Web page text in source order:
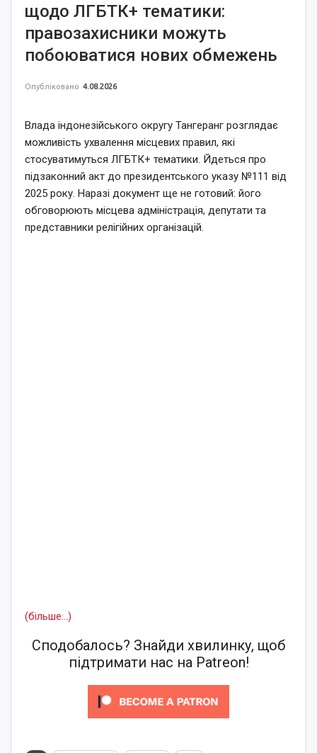
щодо ЛГБТК+ тематики:
правозахисники можуть
побоюватися нових обмежень
Опубліковано 4.08.2026
Влада індонезійського округу Тангеранг розглядає
можливість ухвалення місцевих правил, які
стосуватимуться ЛГБТК+ тематики. Йдеться про
підзаконний акт до президентського указу №111 від
2025 року. Наразі документ ще не готовий: його
обговорюють місцева адміністрація, депутати та
представники релігійних організацій.
(більше…)
Сподобалось? Знайди хвилинку, щоб
підтримати нас на Patreon!